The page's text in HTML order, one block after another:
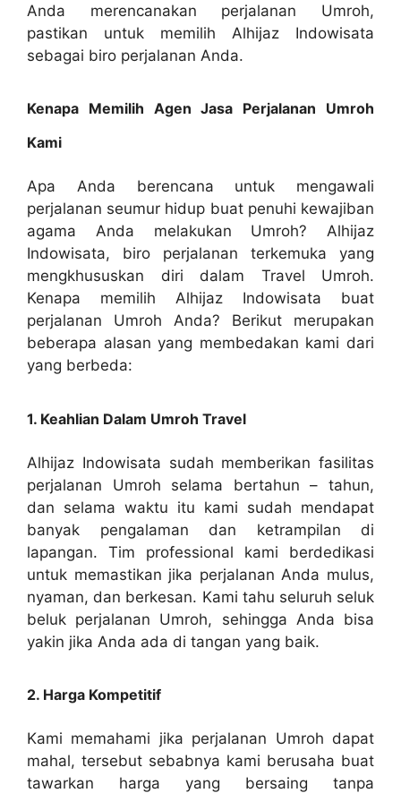
Anda merencanakan perjalanan Umroh,
pastikan untuk memilih Alhijaz Indowisata
sebagai biro perjalanan Anda.
Kenapa Memilih Agen Jasa Perjalanan Umroh
Kami
Apa Anda berencana untuk mengawali
perjalanan seumur hidup buat penuhi kewajiban
agama Anda melakukan Umroh? Alhijaz
Indowisata, biro perjalanan terkemuka yang
mengkhususkan diri dalam Travel Umroh.
Kenapa memilih Alhijaz Indowisata buat
perjalanan Umroh Anda? Berikut merupakan
beberapa alasan yang membedakan kami dari
yang berbeda:
1. Keahlian Dalam Umroh Travel
Alhijaz Indowisata sudah memberikan fasilitas
perjalanan Umroh selama bertahun – tahun,
dan selama waktu itu kami sudah mendapat
banyak pengalaman dan ketrampilan di
lapangan. Tim professional kami berdedikasi
untuk memastikan jika perjalanan Anda mulus,
nyaman, dan berkesan. Kami tahu seluruh seluk
beluk perjalanan Umroh, sehingga Anda bisa
yakin jika Anda ada di tangan yang baik.
2. Harga Kompetitif
Kami memahami jika perjalanan Umroh dapat
mahal, tersebut sebabnya kami berusaha buat
tawarkan harga yang bersaing tanpa